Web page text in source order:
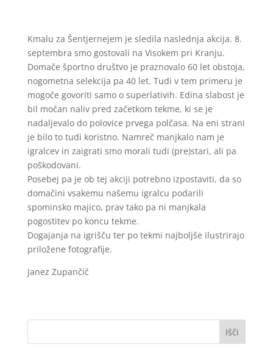
Kmalu za Šentjernejem je sledila naslednja akcija. 8.
septembra smo gostovali na Visokem pri Kranju.
Domače športno društvo je praznovalo 60 let obstoja,
nogometna selekcija pa 40 let. Tudi v tem primeru je
mogoče govoriti samo o superlativih. Edina slabost je
bil močan naliv pred začetkom tekme, ki se je
nadaljevalo do polovice prvega polčasa. Na eni strani
je bilo to tudi koristno. Namreč manjkalo nam je
igralcev in zaigrati smo morali tudi (pre)stari, ali pa
poškodovani.
Posebej pa je ob tej akciji potrebno izpostaviti, da so
domačini vsakemu našemu igralcu podarili
spominsko majico, prav tako pa ni manjkala
pogostitev po koncu tekme.
Dogajanja na igrišču ter po tekmi najboljše ilustrirajo
priložene fotografije.
Janez Zupančič